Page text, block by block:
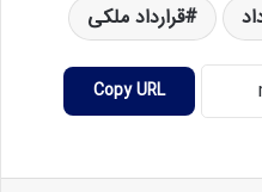
قرارداد ملکی
Copy URL